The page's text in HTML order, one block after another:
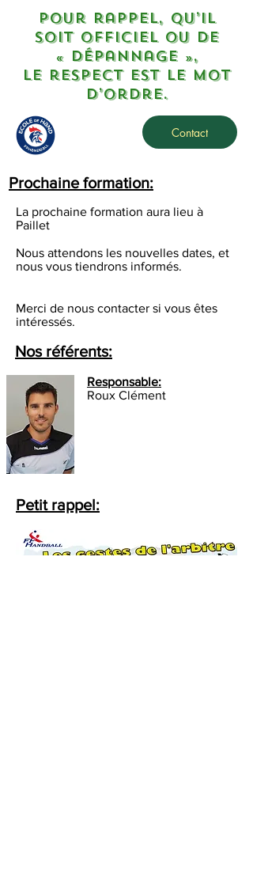
Pour rappel, qu’il
soit officiel ou de
« dépannage »,
le respect est le mot
d’ordre.
Contact
Prochaine formation:
La prochaine formation aura lieu à
Paillet
Nous attendons les nouvelles dates, et
nous vous tiendrons informés.
Merci de nous contacter si vous êtes
intéressés.
Nos référents:
Responsable:
Roux Clément
Petit rappel: